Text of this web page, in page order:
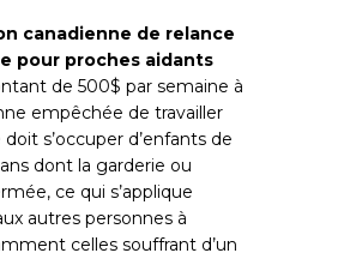
canadienne de relance
pour proches aidants
de 500$ par semaine à
empêchée de travailler
doit s’occuper d’enfants de
dont la garderie ou
ce qui s’applique
autres personnes à
celles souffrant d’un